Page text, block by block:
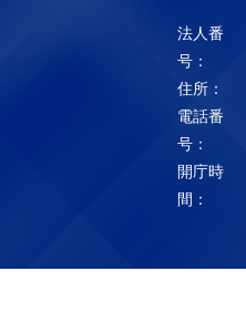
法人番
号：
住所：
電話番
号：
開庁時
間：